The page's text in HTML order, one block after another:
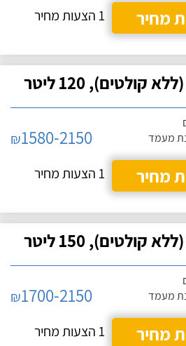
מחיר
1 הצעות מחיר
120 ליטר
מעמד
₪1580-2150
מחיר
1 הצעות מחיר
150 ליטר
מעמד
₪1700-2150
מחיר
1 הצעות מחיר